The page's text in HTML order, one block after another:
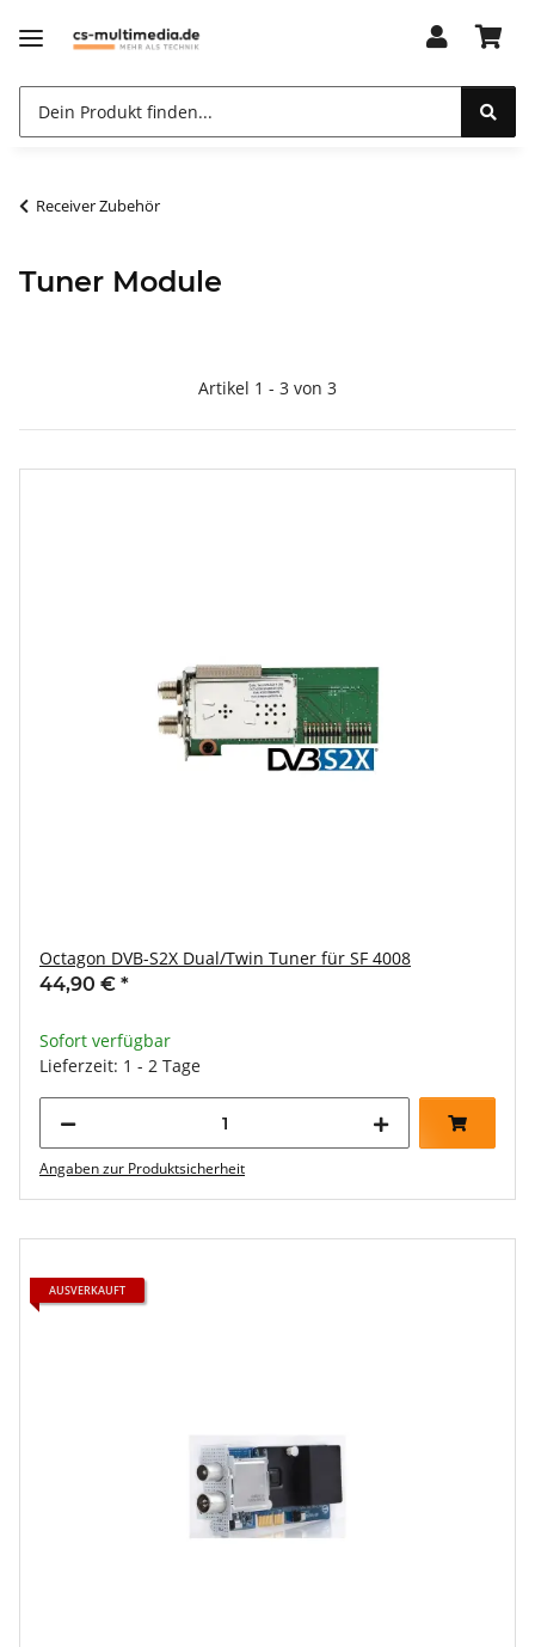
Receiver Zubehör
Tuner Module
Artikel 1 - 3 von 3
Octagon DVB-S2X Dual/Twin Tuner für SF 4008
44,90 € *
Sofort verfügbar
Lieferzeit: 1 - 2 Tage
Angaben zur Produktsicherheit
AUSVERKAUFT